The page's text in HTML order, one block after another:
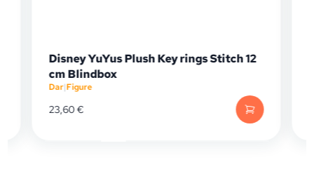
Disney YuYus Plush Key rings Stitch 12
cm Blindbox
Dar|Figure
23,60€